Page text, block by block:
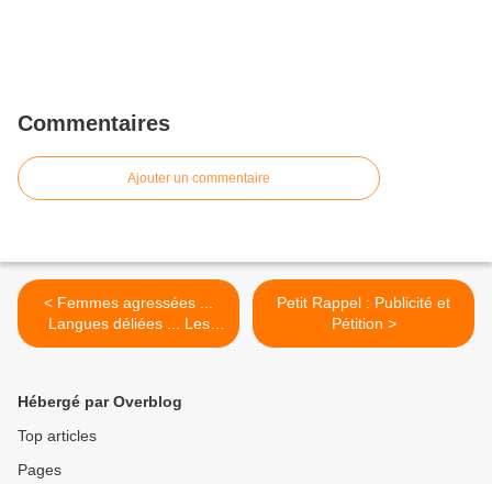
Commentaires
Ajouter un commentaire
< Femmes agressées ...
Langues déliées ... Les
Procureurs fleurissent : le
Petit Rappel : Publicité et
Pétition >
Hébergé par Overblog
Top articles
Pages